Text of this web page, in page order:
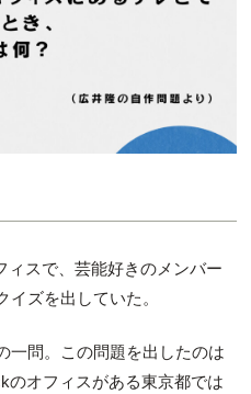
ィスで、芸能好きのメンバー
ズを出していた。
一問。この問題を出したのは
のオフィスがある東京都では